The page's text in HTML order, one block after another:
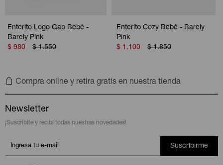
Enterito Logo Gap Bebé -
Barely Pink
$ 980 $ 1.550
Enterito Cozy Bebé - Barely
Pink
$ 1.100 $ 1.850
Compra online y retira gratis en nuestra tienda
Newsletter
¡Suscribite y recibí todas nuestras novedades!
Suscribirme